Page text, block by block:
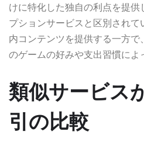
けに特化した独自の利点を提供
プションサービスと区別され
内コンテンツを提供する一方で
のゲームの好みや支出習慣によ
類似サービス
引の比較